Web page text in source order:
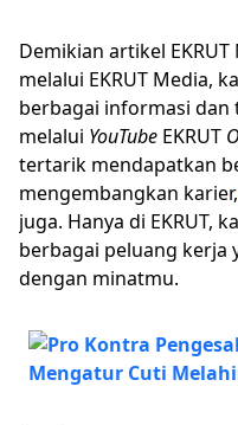
Demikian artikel
melalui EKRUT Media,
berbagai informasi
melalui YouTube EKRUT
tertarik mendapatkan
mengembangkan karier,
juga. Hanya di EKRUT,
berbagai peluang kerja
dengan minatmu.